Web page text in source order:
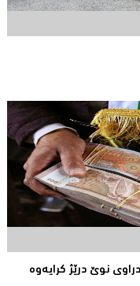
نوێ درێژ كرایه‌وه‌